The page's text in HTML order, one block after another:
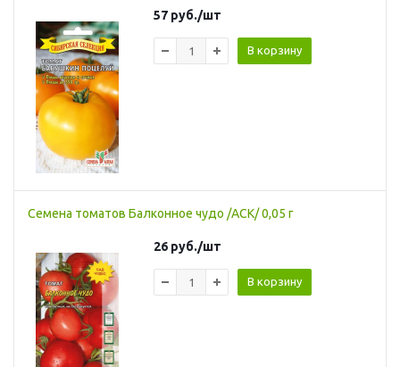
57 руб./шт
В корзину
Семена томатов Балконное чудо /АСК/ 0,05 г
26 руб./шт
В корзину